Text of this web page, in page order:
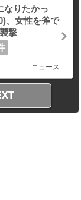
なりたかっ
、女性を斧で
撃
ニュース